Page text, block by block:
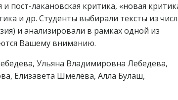
пост-лакановская критика, «новая
и др. Студенты выбирали тексты из
и анализировали в рамках одной из
Вашему вниманию.
Ульяна Владимировна Лебедева,
Елизавета Шмелёва, Алла Булаш,